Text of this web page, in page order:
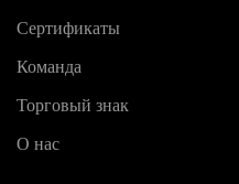
Сертификаты
Команда
Торговый знак
О нас